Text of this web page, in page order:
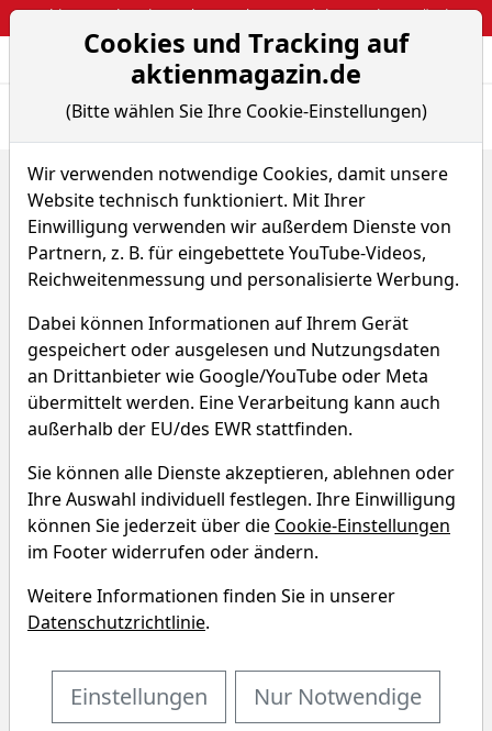
Webinar: So kassierst du trotzdem attraktive Optionsprämien
Aktien- und
Home
ETFs
AMUNDI ETF GOV 0-6 MONTHS EURMTS INVEST. GRADE
UCI...
Renditedreieck
AMUNDI ETF GOV 0-6
MONTHS EURMTS INVEST.
GRADE UCITS ETF - EUR (Acc)
WKN A0RNWC ISIN FR0010754200
AMUNDI ETF GOV 0-6 MONTHS
EURMTS INVEST. GRADE UCITS
ETF - EUR (Acc) Renditedreieck
Entdecken Sie auf einen Blick die Performance des
Cookies und Tracking auf
aktienmagazin.de
(Bitte wählen Sie Ihre Cookie-Einstellungen)
Wir verwenden notwendige Cookies, damit unsere
Website technisch funktioniert. Mit Ihrer
Einwilligung verwenden wir außerdem Dienste von
Partnern, z. B. für eingebettete YouTube-Videos,
Reichweitenmessung und personalisierte Werbung.
Dabei können Informationen auf Ihrem Gerät
gespeichert oder ausgelesen und Nutzungsdaten
an Drittanbieter wie Google/YouTube oder Meta
übermittelt werden. Eine Verarbeitung kann auch
außerhalb der EU/des EWR stattfinden.
Sie können alle Dienste akzeptieren, ablehnen oder
Ihre Auswahl individuell festlegen. Ihre Einwilligung
können Sie jederzeit über die Cookie-Einstellungen
im Footer widerrufen oder ändern.
Weitere Informationen finden Sie in unserer
Datenschutzrichtlinie.
Einstellungen Nur Notwendige